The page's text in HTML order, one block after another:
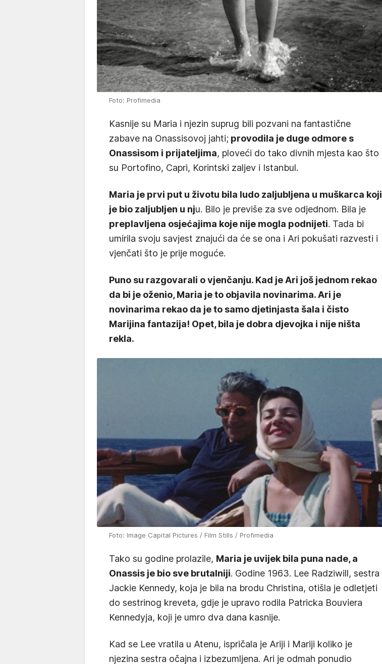
Foto: Profimedia
Kasnije su Maria i njezin suprug bili pozvani na fantastične
zabave na Onassisovoj jahti; provodila je duge odmore s
Onassisom i prijateljima, ploveći do tako divnih mjesta kao što
su Portofino, Capri, Korintski zaljev i Istanbul.
Maria je prvi put u životu bila ludo zaljubljena u muškarca koji
je bio zaljubljen u nju. Bilo je previše za sve odjednom. Bila je
preplavljena osjećajima koje nije mogla podnijeti. Tada bi
umirila svoju savjest znajući da će se ona i Ari pokušati razvesti i
vjenčati što je prije moguće.
Puno su razgovarali o vjenčanju. Kad je Ari još jednom rekao
da bi je oženio, Maria je to objavila novinarima. Ari je
novinarima rekao da je to samo djetinjasta šala i čisto
Marijina fantazija! Opet, bila je dobra djevojka i nije ništa
rekla.
Foto: Image Capital Pictures / Film Stills / Profimedia
Tako su godine prolazile, Maria je uvijek bila puna nade, a
Onassis je bio sve brutalniji. Godine 1963. Lee Radziwill, sestra
Jackie Kennedy, koja je bila na brodu Christina, otišla je odletjeti
do sestrinog kreveta, gdje je upravo rodila Patricka Bouviera
Kennedyja, koji je umro dva dana kasnije.
Kad se Lee vratila u Atenu, ispričala je Ariji i Mariji koliko je
njezina sestra očajna i izbezumljena. Ari je odmah ponudio